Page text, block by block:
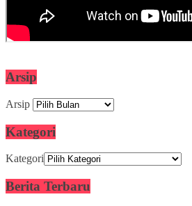
Arsip
Arsip
Kategori
Kategori
Berita Terbaru